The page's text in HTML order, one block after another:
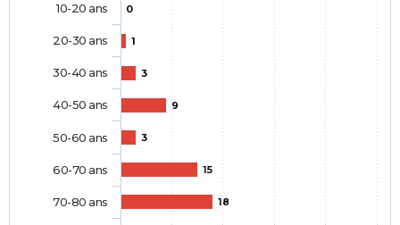
0
1
3
9
3
15
18
10-20 ans
20-30 ans
30-40 ans
40-50 ans
50-60 ans
60-70 ans
70-80 ans